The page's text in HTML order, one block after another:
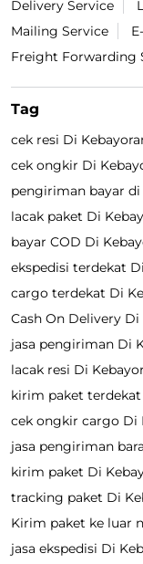
Delivery Service
Mailing Service
Freight Forwarding
Tag
cek resi Di
cek ongkir Di
pengiriman bayar
lacak paket Di
bayar COD Di
ekspedisi terdekat
cargo terdekat Di
Cash On Delivery
jasa pengiriman Di
lacak resi Di
kirim paket
cek ongkir cargo Di
jasa pengiriman
kirim paket Di
tracking paket Di
Kirim paket ke luar
jasa ekspedisi Di